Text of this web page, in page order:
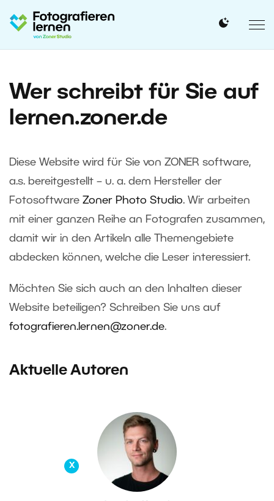
Wer schreibt für Sie auf
lernen.zoner.de
Diese Website wird für Sie von ZONER software,
a.s. bereitgestellt – u. a. dem Hersteller der
Fotosoftware Zoner Photo Studio. Wir arbeiten
mit einer ganzen Reihe an Fotografen zusammen,
damit wir in den Artikeln alle Themengebiete
abdecken können, welche die Leser interessiert.
Möchten Sie sich auch an den Inhalten dieser
Website beteiligen? Schreiben Sie uns auf
fotografieren.lernen@zoner.de.
Aktuelle Autoren
X